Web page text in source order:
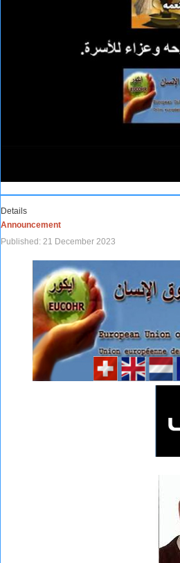
Details
Announcement
Published: 21 December 2023